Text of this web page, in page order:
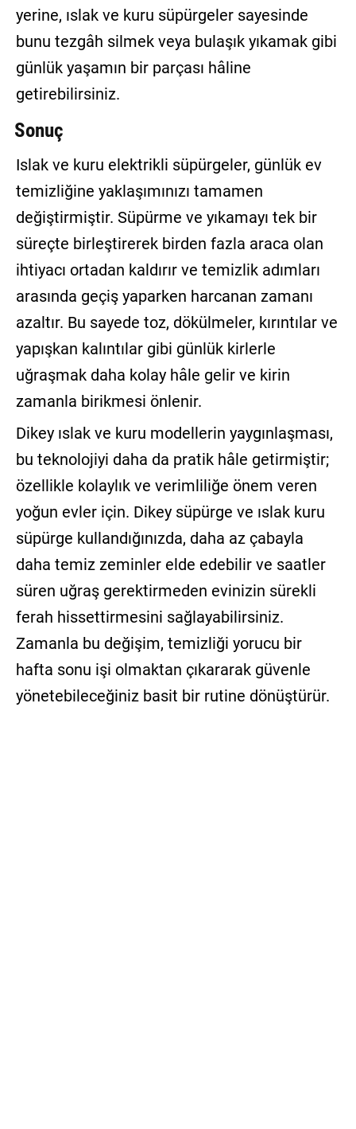
yerine, ıslak ve kuru süpürgeler sayesinde
bunu tezgâh silmek veya bulaşık yıkamak gibi
günlük yaşamın bir parçası hâline
getirebilirsiniz.
Sonuç
Islak ve kuru elektrikli süpürgeler, günlük ev
temizliğine yaklaşımınızı tamamen
değiştirmiştir. Süpürme ve yıkamayı tek bir
süreçte birleştirerek birden fazla araca olan
ihtiyacı ortadan kaldırır ve temizlik adımları
arasında geçiş yaparken harcanan zamanı
azaltır. Bu sayede toz, dökülmeler, kırıntılar ve
yapışkan kalıntılar gibi günlük kirlerle
uğraşmak daha kolay hâle gelir ve kirin
zamanla birikmesi önlenir.
Dikey ıslak ve kuru modellerin yaygınlaşması,
bu teknolojiyi daha da pratik hâle getirmiştir;
özellikle kolaylık ve verimliliğe önem veren
yoğun evler için. Dikey süpürge ve ıslak kuru
süpürge kullandığınızda, daha az çabayla
daha temiz zeminler elde edebilir ve saatler
süren uğraş gerektirmeden evinizin sürekli
ferah hissettirmesini sağlayabilirsiniz.
Zamanla bu değişim, temizliği yorucu bir
hafta sonu işi olmaktan çıkararak güvenle
yönetebileceğiniz basit bir rutine dönüştürür.